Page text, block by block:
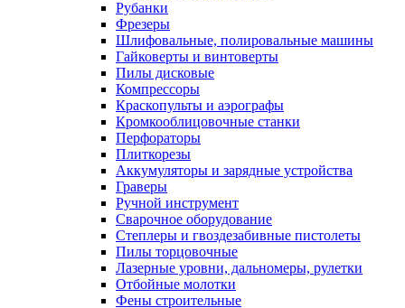
Рубанки
Фрезеры
Шлифовальные, полировальные машины
Гайковерты и винтоверты
Пилы дисковые
Компрессоры
Краскопульты и аэрографы
Кромкооблицовочные станки
Перфораторы
Плиткорезы
Аккумуляторы и зарядные устройства
Граверы
Ручной инструмент
Сварочное оборудование
Степлеры и гвоздезабивные пистолеты
Пилы торцовочные
Лазерные уровни, дальномеры, рулетки
Отбойные молотки
Фены строительные